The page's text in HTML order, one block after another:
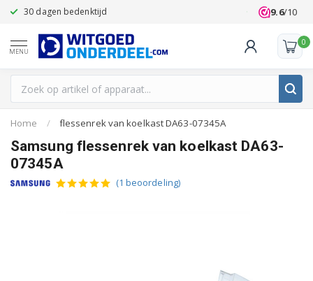
30 dagen bedenktijd Klanten
9.6/10
MENU
0
Home / flessenrek van koelkast DA63-07345A
Samsung flessenrek van koelkast DA63-
07345A
(1 beoordeling)